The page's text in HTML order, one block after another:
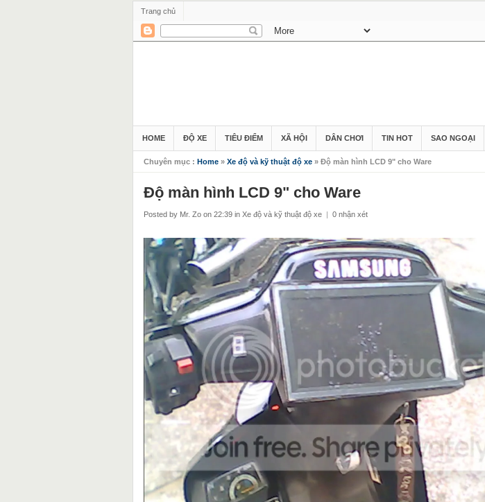
Trang chủ
HOME ĐỘ XE TIÊU ĐIỂM XÃ HỘI DÂN CHƠI TIN HOT SAO NGOẠI
Chuyên mục : Home» Xe độ và kỹ thuật độ xe» Độ màn hình LCD 9" cho Ware
Độ màn hình LCD 9" cho Ware
Posted by Mr. Zo on 22:39 in Xe độ và kỹ thuật độ xe | 0 nhận xét